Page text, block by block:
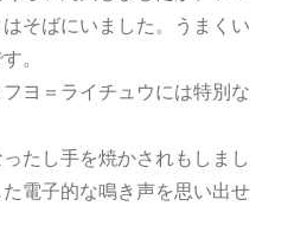
そばにいました。うまくい
。
ヨ＝ライチュウには特別な
たし手を焼かされもしまし
電子的な鳴き声を思い出せ